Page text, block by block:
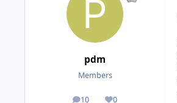
pdm
Members
10 0